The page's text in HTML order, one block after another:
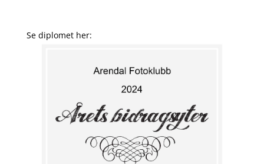
Se diplomet her: